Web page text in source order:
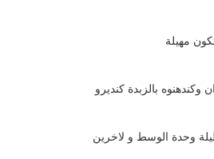
وكندهنوه بالزبدة كنديرو